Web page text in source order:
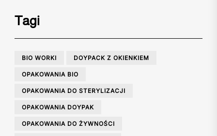
Tagi
BIO WORKI DOYPACK Z OKIENKIEM
OPAKOWANIA BIO
OPAKOWANIA DO STERYLIZACJI
OPAKOWANIA DOYPAK
OPAKOWANIA DO ŻYWNOŚCI